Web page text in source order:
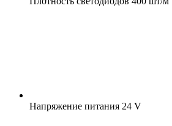
Напряжение питания 24 V